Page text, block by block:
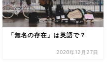
「無名の存在」は英語で？
2020年12月27日